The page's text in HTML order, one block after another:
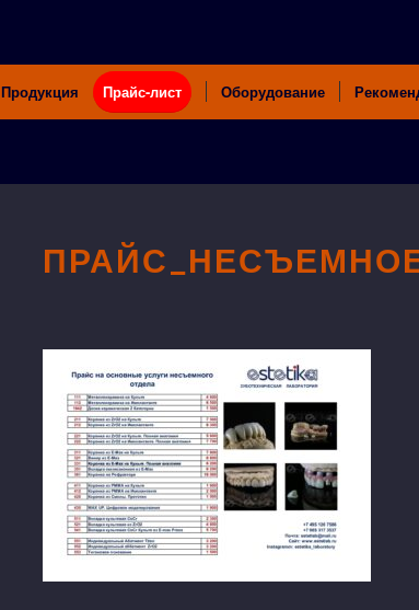
Продукция Прайс-лист Оборудование